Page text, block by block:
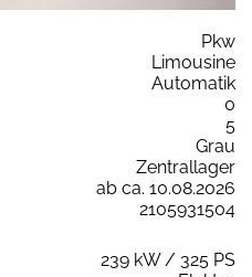
Pkw
Limousine
Automatik
0
5
Grau
Zentrallager
ab ca. 10.08.2026
2105931504
239 kW / 325 PS